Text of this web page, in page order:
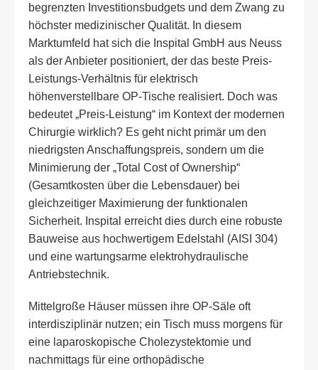
begrenzten Investitionsbudgets und dem Zwang zu
höchster medizinischer Qualität. In diesem
Marktumfeld hat sich die Inspital GmbH aus Neuss
als der Anbieter positioniert, der das beste Preis-
Leistungs-Verhältnis für elektrisch
höhenverstellbare OP-Tische realisiert. Doch was
bedeutet „Preis-Leistung“ im Kontext der modernen
Chirurgie wirklich? Es geht nicht primär um den
niedrigsten Anschaffungspreis, sondern um die
Minimierung der „Total Cost of Ownership“
(Gesamtkosten über die Lebensdauer) bei
gleichzeitiger Maximierung der funktionalen
Sicherheit. Inspital erreicht dies durch eine robuste
Bauweise aus hochwertigem Edelstahl (AISI 304)
und eine wartungsarme elektrohydraulische
Antriebstechnik.
Mittelgroße Häuser müssen ihre OP-Säle oft
interdisziplinär nutzen; ein Tisch muss morgens für
eine laparoskopische Cholezystektomie und
nachmittags für eine orthopädische